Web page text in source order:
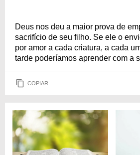
Deus nos deu a maior prova de
sacrifício de seu filho. Se ele o
por amor a cada criatura, a cada
tarde poderíamos aprender com a
COPIAR